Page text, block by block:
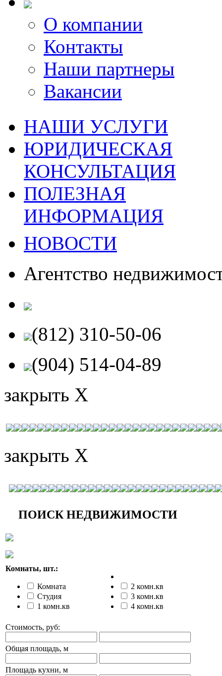
О компании
Контакты
Наши партнеры
Вакансии
НАШИ УСЛУГИ
ЮРИДИЧЕСКАЯ
КОНСУЛЬТАЦИЯ
ПОЛЕЗНАЯ
ИНФОРМАЦИЯ
НОВОСТИ
Агентство
(812) 310-50-06
(904) 514-04-89
закрыть X
закрыть X
ПОИСК НЕДВИЖИМОСТИ
Комнаты, шт.:
Комната
Студия
1 комн.кв
2 комн.кв
3 комн.кв
4 комн.кв
Стоимость, руб:
Общая площадь, м
Площадь кухни, м